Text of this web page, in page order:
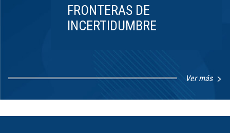
FRONTERAS DE
INCERTIDUMBRE
Ver más
8